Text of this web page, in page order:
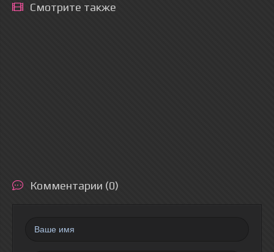
Смотрите также
Комментарии (0)